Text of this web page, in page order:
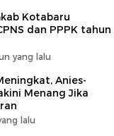
Kotabaru
dan PPPK tahun
yang lalu
Anies-
Menang Jika
lalu